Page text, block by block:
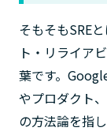
そもそもSRE
ト・リライア
葉です。
やプロダクト
の方法論を指し